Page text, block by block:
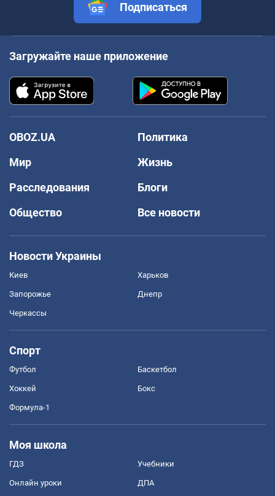
Подписаться
Загружайте наше приложение
OBOZ.UA
Политика
Мир
Жизнь
Расследования
Блоги
Общество
Все новости
Новости Украины
Киев Харьков
Запорожье Днепр
Черкассы
Спорт
Футбол Баскетбол
Хоккей Бокс
Формула-1
Моя школа
ГДЗ Учебники
Онлайн уроки ДПА